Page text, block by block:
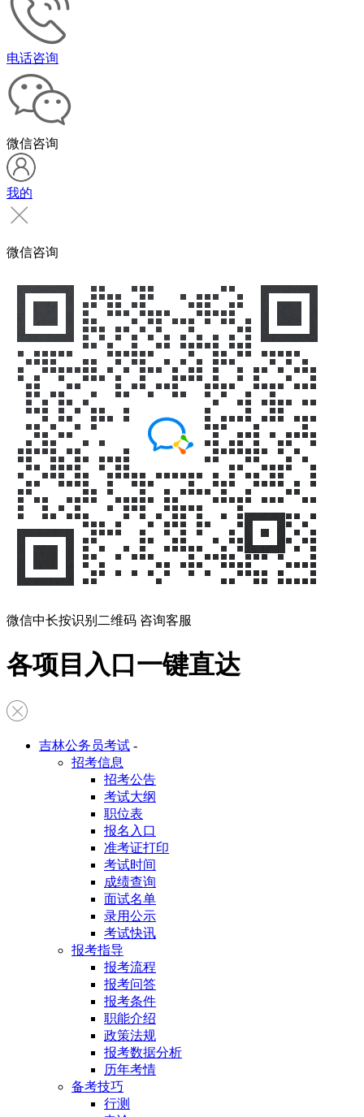
电话咨询
微信咨询
我的
微信咨询
微信中长按识别二维码 咨询客服
各项目入口一键直达
吉林公务员考试 -
招考信息
招考公告
考试大纲
职位表
报名入口
准考证打印
考试时间
成绩查询
面试名单
录用公示
考试快讯
报考指导
报考流程
报考问答
报考条件
职能介绍
政策法规
报考数据分析
历年考情
备考技巧
行测